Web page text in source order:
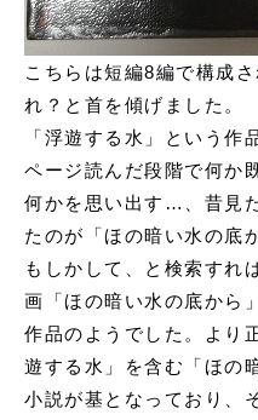
こちらは短編8編で構成
れ？と首を傾げました。
「浮遊する水」という作
ページ読んだ段階で何か
何かを思い出す…、昔見
たのが「ほの暗い水の底
もしかして、と検索すれ
画「ほの暗い水の底から
作品のようでした。より
遊する水」を含む「ほの
小説が基となっており、